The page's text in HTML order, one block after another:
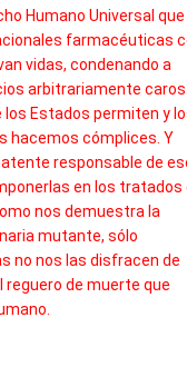
Humano Universal que
farmacéuticas
vidas, condenando a
arbitrariamente caros
los Estados permiten y
hacemos cómplices. Y
responsable de
en los tratados
nos demuestra la
mutante, sólo
no nos las disfracen de
reguero de muerte que